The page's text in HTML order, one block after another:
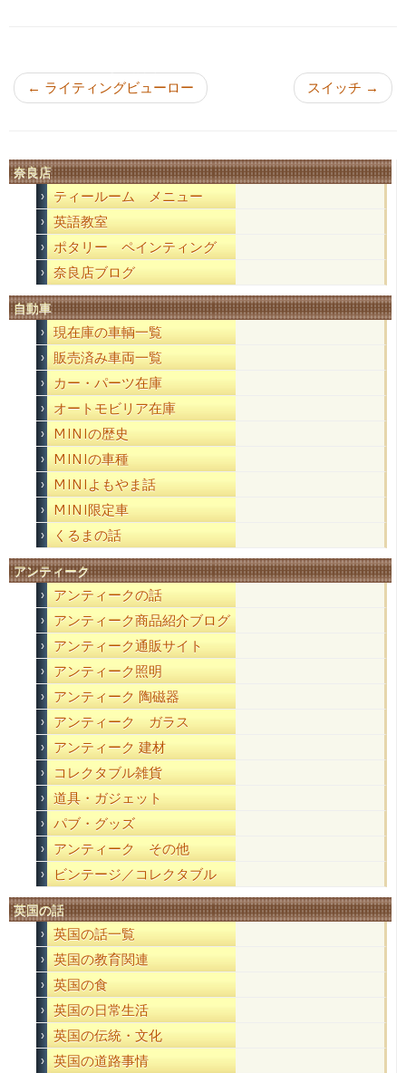
← ライティングビューロー スイッチ →
奈良店
ティールーム メニュー
英語教室
ポタリー ペインティング
奈良店ブログ
自動車
現在庫の車輌一覧
販売済み車両一覧
カー・パーツ在庫
オートモビリア在庫
MINIの歴史
MINIの車種
MINIよもやま話
MINI限定車
くるまの話
アンティーク
アンティークの話
アンティーク商品紹介ブログ
アンティーク通販サイト
アンティーク照明
アンティーク 陶磁器
アンティーク ガラス
アンティーク 建材
コレクタブル雑貨
道具・ガジェット
パブ・グッズ
アンティーク その他
ビンテージ／コレクタブル
英国の話
英国の話一覧
英国の教育関連
英国の食
英国の日常生活
英国の伝統・文化
英国の道路事情